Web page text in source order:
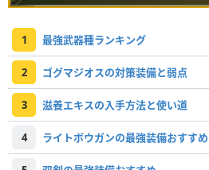
1 最強武器種ランキング
2 ゴグマジオスの対策装備と弱点
3 滋養エキスの入手方法と使い道
4 ライトボウガンの最強装備おすすめ